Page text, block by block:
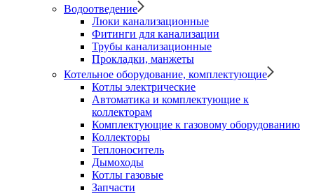
Водоотведение
Люки канализационные
Фитинги для канализации
Трубы канализационные
Прокладки, манжеты
Котельное оборудование, комплектующие
Котлы электрические
Автоматика и комплектующие к
коллекторам
Комплектующие к газовому оборудованию
Коллекторы
Теплоноситель
Дымоходы
Котлы газовые
Запчасти